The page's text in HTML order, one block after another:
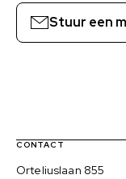
Stuur een
Contact,
CONTACT
Bezoekadres
Orteliuslaan 855